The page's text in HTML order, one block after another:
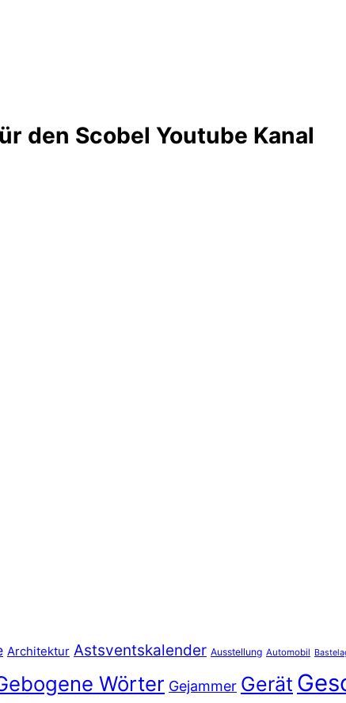
den Scobel Youtube Kanal
Architektur Astsventskalender Ausstellung Automobil
Wörter Gejammer Gerät